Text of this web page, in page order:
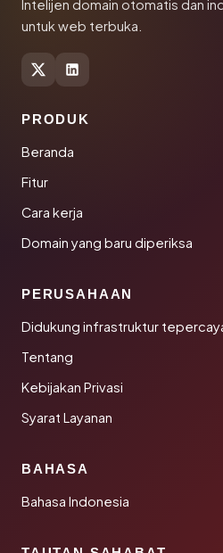
Intelijen domain otomatis dan
untuk web terbuka.
PRODUK
Beranda
Fitur
Cara kerja
Domain yang baru diperiksa
PERUSAHAAN
Didukung infrastruktur
Tentang
Kebijakan Privasi
Syarat Layanan
BAHASA
Bahasa Indonesia